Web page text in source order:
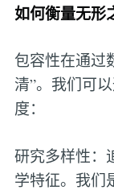
如何衡量无形
包容性在通过
清”。我们可
度：
研究多样性：
学特征。我们